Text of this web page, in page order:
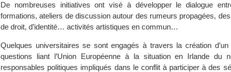
De nombreuses initiatives ont visé à développer le dialogue
formations, ateliers de discussion autour des rumeurs propagées,
de droit, d’identité… activités artistiques en commun…
Quelques universitaires se sont engagés à travers la création d’un
questions liant l’Union Européenne à la situation en Irlande du
responsables politiques impliqués dans le conflit à participer à des